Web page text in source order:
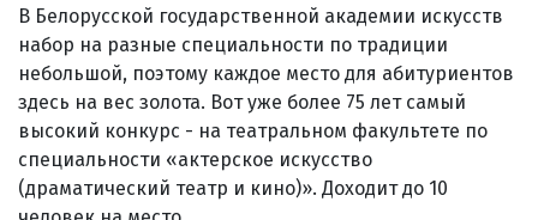
В Белорусской государственной академии искусств
набор на разные специальности по традиции
небольшой, поэтому каждое место для абитуриентов
здесь на вес золота. Вот уже более 75 лет самый
высокий конкурс - на театральном факультете по
специальности «актерское искусство
(драматический театр и кино)». Доходит до 10